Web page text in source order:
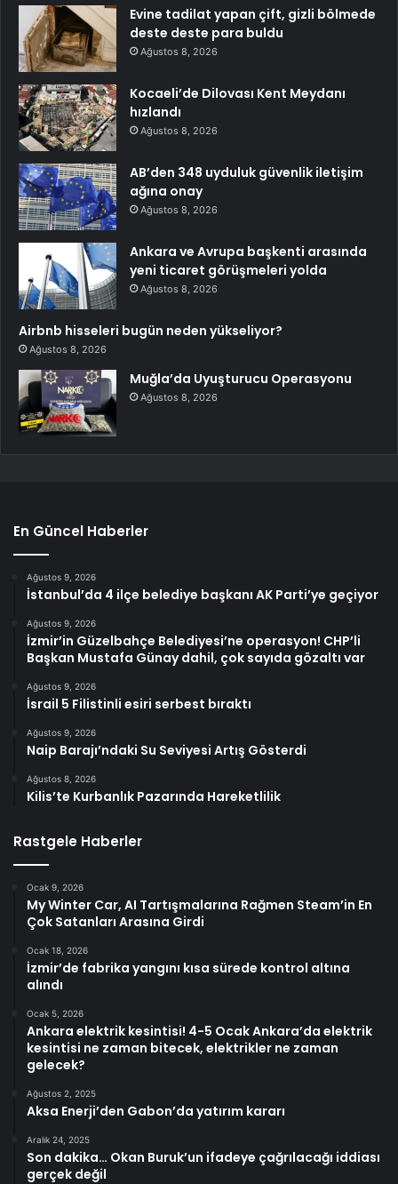
Evine tadilat yapan çift, gizli bölmede
deste deste para buldu
Ağustos 8, 2026
Kocaeli’de Dilovası Kent Meydanı
hızlandı
Ağustos 8, 2026
AB’den 348 uyduluk güvenlik iletişim
ağına onay
Ağustos 8, 2026
Ankara ve Avrupa başkenti arasında
yeni ticaret görüşmeleri yolda
Ağustos 8, 2026
Airbnb hisseleri bugün neden yükseliyor?
Ağustos 8, 2026
Muğla’da Uyuşturucu Operasyonu
Ağustos 8, 2026
En Güncel Haberler
Ağustos 9, 2026
İstanbul’da 4 ilçe belediye başkanı AK Parti’ye geçiyor
Ağustos 9, 2026
İzmir’in Güzelbahçe Belediyesi’ne operasyon! CHP’li
Başkan Mustafa Günay dahil, çok sayıda gözaltı var
Ağustos 9, 2026
İsrail 5 Filistinli esiri serbest bıraktı
Ağustos 9, 2026
Naip Barajı’ndaki Su Seviyesi Artış Gösterdi
Ağustos 8, 2026
Kilis’te Kurbanlık Pazarında Hareketlilik
Rastgele Haberler
Ocak 9, 2026
My Winter Car, AI Tartışmalarına Rağmen Steam’in En
Çok Satanları Arasına Girdi
Ocak 18, 2026
İzmir’de fabrika yangını kısa sürede kontrol altına
alındı
Ocak 5, 2026
Ankara elektrik kesintisi! 4-5 Ocak Ankara’da elektrik
kesintisi ne zaman bitecek, elektrikler ne zaman
gelecek?
Ağustos 2, 2025
Aksa Enerji’den Gabon’da yatırım kararı
Aralık 24, 2025
Son dakika… Okan Buruk’un ifadeye çağrılacağı iddiası
gerçek değil